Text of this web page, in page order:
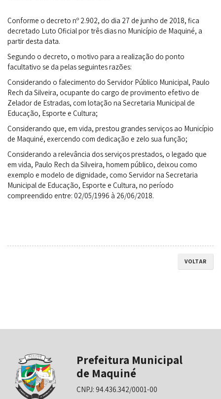
Conforme o decreto nº 2.902, do dia 27 de junho de 2018, fica
decretado Luto Oficial por três dias no Município de Maquiné, a
partir desta data.
Segundo o decreto, o motivo para a realização do ponto
facultativo se da pelas seguintes razões:
Considerando o falecimento do Servidor Público Municipal, Paulo
Rech da Silveira, ocupante do cargo de provimento efetivo de
Zelador de Estradas, com lotação na Secretaria Municipal de
Educação, Esporte e Cultura;
Considerando que, em vida, prestou grandes serviços ao Município
de Maquiné, exercendo com dedicação e zelo sua função;
Considerando a relevância dos serviços prestados, o legado que
em vida, Paulo Rech da Silveira, homem público, deixou como
exemplo e modelo de dignidade, como Servidor na Secretaria
Municipal de Educação, Esporte e Cultura, no período
compreendido entre: 02/05/1996 à 26/06/2018.
VOLTAR
Prefeitura Municipal
de Maquiné
CNPJ: 94.436.342/0001-00